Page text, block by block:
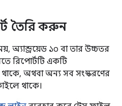
তৈরি করুন
অ্যান্ড্রয়েড ১০ বা তার উচ্চতর
রিপোর্টটি একটি
অথবা অন্য সব সংস্করণের
থাকে।